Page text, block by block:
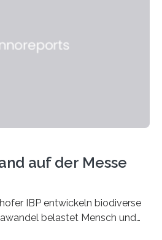
zeichnen sich durch eine
auf der Messe
IBP entwickeln biodiverse
belastet Mensch und